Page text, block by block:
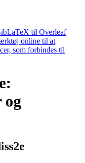
til Overleaf
online til at
som forbindes til
og